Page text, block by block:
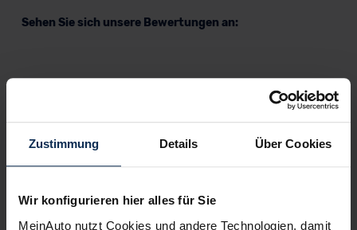
Zustimmung Details Über Cookies
Wir konfigurieren hier alles für Sie
MeinAuto nutzt Cookies und andere Technologien, damit
Sehen Sie sich unsere Bewertungen an:
Erfahren Sie mehr über das Urteil unserer Kunden